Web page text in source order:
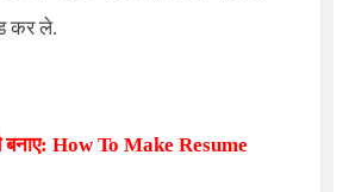
कर ले.
How To Make Resume